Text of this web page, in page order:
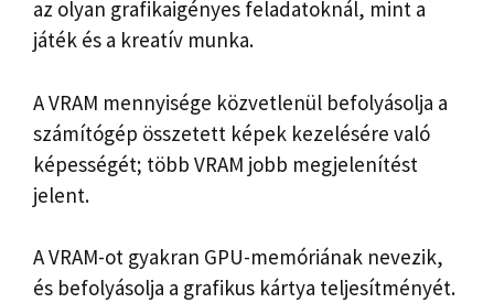
az olyan grafikaigényes feladatoknál, mint a
játék és a kreatív munka.
A VRAM mennyisége közvetlenül befolyásolja a
számítógép összetett képek kezelésére való
képességét; több VRAM jobb megjelenítést
jelent.
A VRAM-ot gyakran GPU-memóriának nevezik,
és befolyásolja a grafikus kártya teljesítményét.